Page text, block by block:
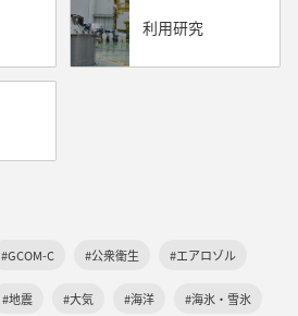
利用研究
#GCOM-C #公衆衛生 #エアロゾル
#地震 #大気 #海洋 #海氷・雪氷